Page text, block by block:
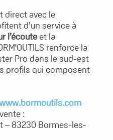
direct avec le
d’un service à
l’écouteet la
renforce la
Pro dans le sud-est
profils qui composent
:
– 83230 Bormes-les-